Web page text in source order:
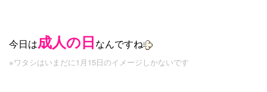
今日は成人の日なんですね
※ワタシはいまだに1月15日のイメージしかないです